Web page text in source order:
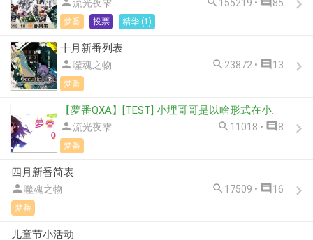
流光夜雫 155219 • 85
梦番 投票 精华 (1)
十月新番列表
噬魂之物  23872 •  13
梦番
【夢番QXA】[TEST] 小埋哥哥是以啥形式在小埋便当里加入了青椒？
流光夜雫  11018 •  8
梦番
四月新番简表
噬魂之物  17509 •  16
梦番
儿童节小活动